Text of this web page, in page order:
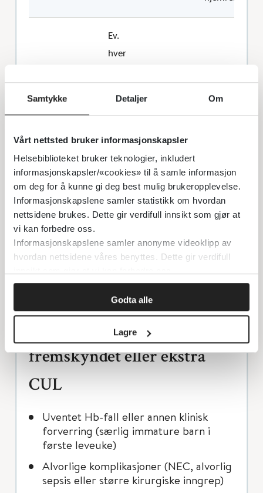
Samtykke Detaljer Om
Vårt nettsted bruker informasjonskapsler
Helsebiblioteket bruker teknologier, inkludert
informasjonskapsler/«cookies» til å samle informasjon
om deg for å kunne gi deg best mulig brukeropplevelse.
Informasjonskapslene samler statistikk om hvordan
nettsidene brukes. Dette gir verdifull innsikt som gjør at
vi kan forbedre oss.
Informasjonskapslene samler anonyme videoklipp av
hvordan nettsidene våres benyttes. Dette gir verdifull
Godta alle
Lagre
Deretter
Ev.
hver
31 u
X
Termin/før
utreise
X X
XNoen avdelinger gjør dette, mens andre
gjør det ikke rutinemessig, kun på
Indikasjoner for
fremskyndet eller ekstra
CUL
Uventet Hb-fall eller annen klinisk
forverring (særlig immature barn i
første leveuke)
Alvorlige komplikasjoner (NEC, alvorlig
sepsis eller større kirurgiske inngrep)